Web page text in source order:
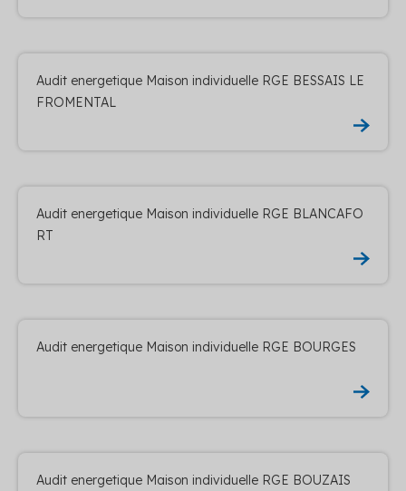
Audit energetique Maison individuelle RGE BESSAIS LE
FROMENTAL
Audit energetique Maison individuelle RGE BLANCAFO
RT
Audit energetique Maison individuelle RGE BOURGES
Audit energetique Maison individuelle RGE BOUZAIS